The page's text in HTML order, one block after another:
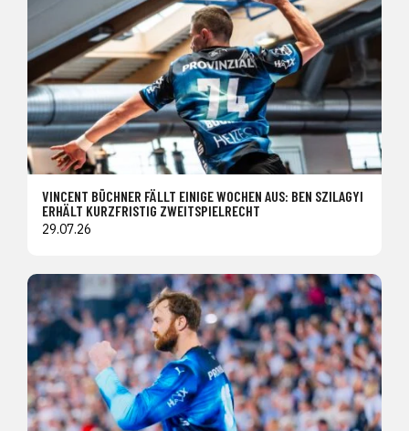
VINCENT BÜCHNER FÄLLT EINIGE WOCHEN AUS: BEN SZILAGYI
ERHÄLT KURZFRISTIG ZWEITSPIELRECHT
29.07.26